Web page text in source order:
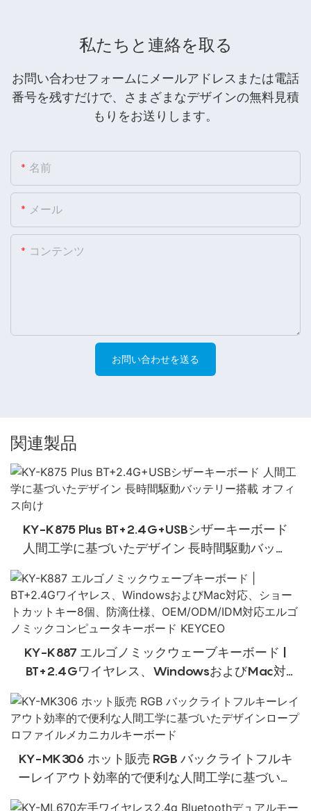
私たちと連絡を取る
お問い合わせフォームにメールアドレスまたは電話
番号を残すだけで、さまざまなデザインの無料見積
もりをお送りします。
名前
メール
コンテンツ
お問い合わせを送る
関連製品
KY-K875 Plus BT+2.4G+USBシザーキーボード
人間工学に基づいたデザイン 長時間駆動バッテ
KY-K887 エルゴノミックウェーブキーボード |
BT+2.4Gワイヤレス、WindowsおよびMac対
OEM/ODM/IDM対応エルゴノミックコンピュータ
キーボード KEYCEO
KY-MK306 ホット販売 RGB バックライトフルキ
ーレイアウト効率的で便利な人間工学に基づいた
デザインロープロファイルメカニカルキーボード